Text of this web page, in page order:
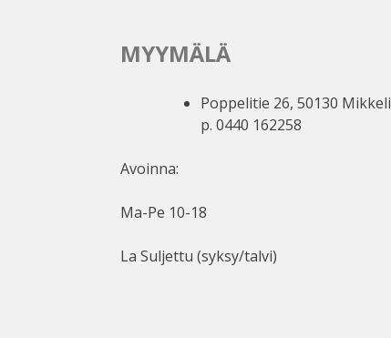
MYYMÄLÄ
Poppelitie 26, 50130 Mikkeli
p. 0440 162258
Avoinna:
Ma-Pe 10-18
La Suljettu (syksy/talvi)